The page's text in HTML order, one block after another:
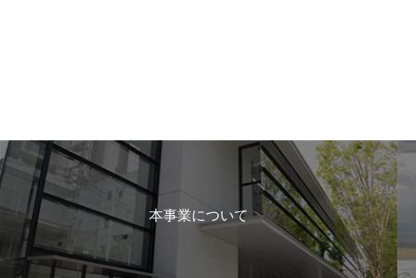
本事業について